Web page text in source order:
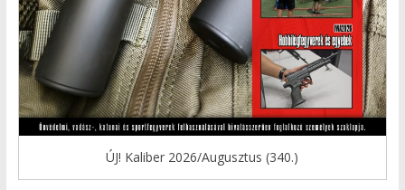
ÚJ! Kaliber 2026/Augusztus (340.)